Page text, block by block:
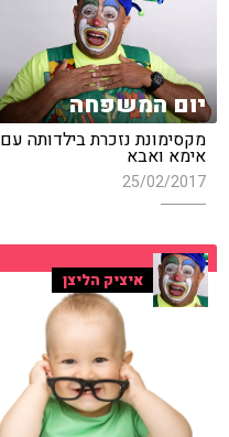
יום המשפחה
מקסימונת נזכרת בילדותה עם
אימא ואבא
25/02/2017
איציק הליצן